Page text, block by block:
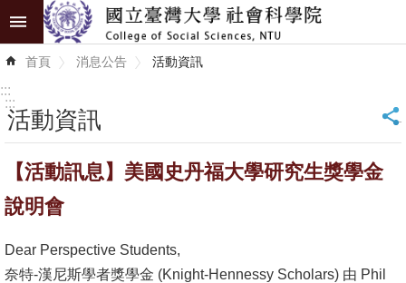
跳到主要內容區塊
進
階
識
學
首頁 消息公告 活動資訊
:::
:::
活動資訊 _
【活動訊息】美國史丹福大學研究生獎學金
說明會
Dear Perspective Students,
奈特-漢尼斯學者獎學金 (Knight-Hennessy Scholars) 由 Phil